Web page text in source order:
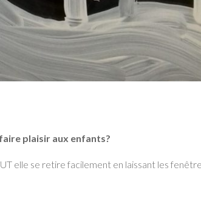
plaisir aux enfants?
elle se retire facilement en laissant les